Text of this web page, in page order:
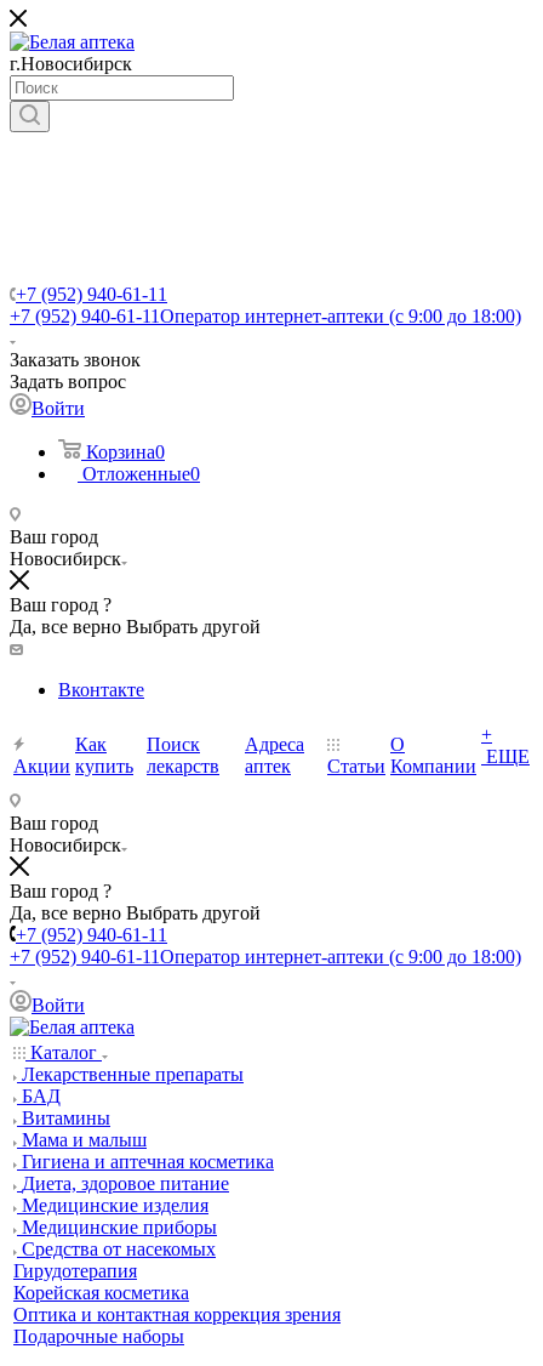
г.Новосибирск
+7 (952) 940-61-11
+7 (952) 940-61-11Оператор интернет-аптеки (с 9:00 до 18:00)
Заказать звонок
Задать вопрос
Войти
Корзина0
Отложенные0
Ваш город
Новосибирск
Ваш город ?
Да, все верно Выбрать другой
Вконтакте
Акции
Как
купить
Поиск
лекарств
Адреса
аптек
Статьи
О
Компании
+
ЕЩЕ
Ваш город
Новосибирск
Ваш город ?
Да, все верно Выбрать другой
+7 (952) 940-61-11
+7 (952) 940-61-11Оператор интернет-аптеки (с 9:00 до 18:00)
Войти
Каталог
Лекарственные препараты
БАД
Витамины
Мама и малыш
Гигиена и аптечная косметика
Диета, здоровое питание
Медицинские изделия
Медицинские приборы
Средства от насекомых
Гирудотерапия
Корейская косметика
Оптика и контактная коррекция зрения
Подарочные наборы